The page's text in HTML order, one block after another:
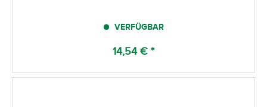
VERFÜGBAR
14,54 € *